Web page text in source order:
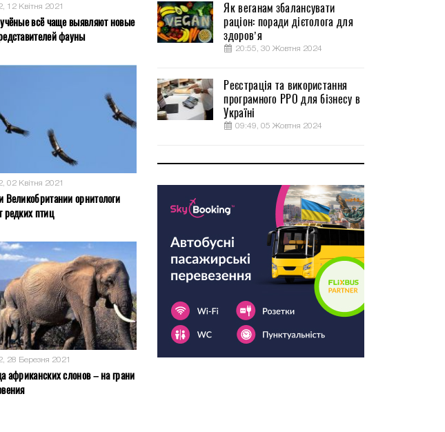
12 Квітня 2021
всё чаще выявляют новые
фауны
02 Квітня 2021
орнитологи
редких птиц
28 Березня 2021
африканских слонов – на грани
Як веганам збалансувати
раціон: поради дієтолога для
здоров’я
20:55, 30 Жовтня 2024
Реєстрація та використання
програмного РРО для бізнесу в
Україні
09:49, 05 Жовтня 2024